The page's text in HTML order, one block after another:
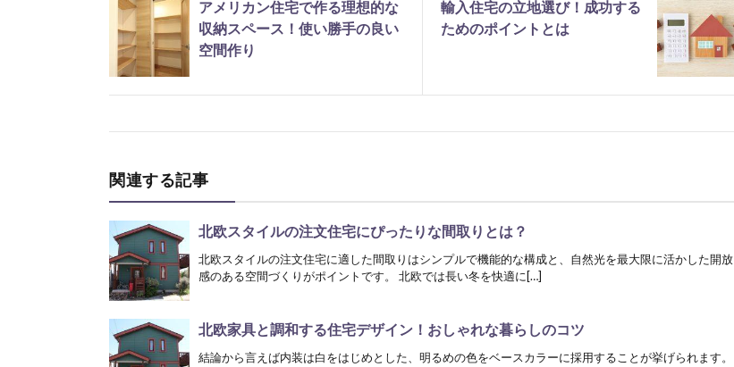
アメリカン住宅で作る理想的な
収納スペース！使い勝手の良い
空間作り
輸入住宅の立地選び！成功する
ためのポイントとは
関連する記事
北欧スタイルの注文住宅にぴったりな間取りとは？
北欧スタイルの注文住宅に適した間取りはシンプルで機能的な構成と、自然光を最大限に活かした開放
感のある空間づくりがポイントです。 北欧では長い冬を快適に[…]
北欧家具と調和する住宅デザイン！おしゃれな暮らしのコツ
結論から言えば内装は白をはじめとした、明るめの色をベースカラーに採用することが挙げられます。